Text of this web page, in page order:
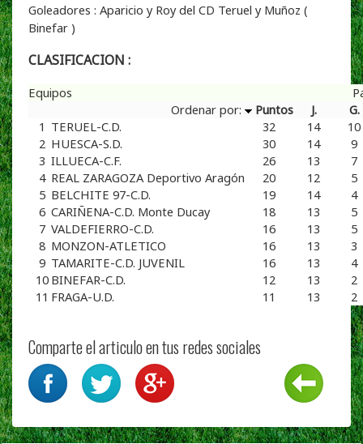
Goleadores : Aparicio y Roy del CD Teruel y Muñoz (
Binefar )
CLASIFICACION :
Equipos
Ordenar por:
Puntos J.
G.
1 TERUEL-C.D. 32 14
10
2 HUESCA-S.D. 30 14
9
3 ILLUECA-C.F. 26 13
7
4 REAL ZARAGOZA Deportivo Aragón 20 12
5
5 BELCHITE 97-C.D. 19 14
4
6 CARIÑENA-C.D. Monte Ducay 18 13
5
7 VALDEFIERRO-C.D. 16 13
5
8 MONZON-ATLETICO 16 13
3
9 TAMARITE-C.D. JUVENIL 16 13
4
10 BINEFAR-C.D. 12 13
2
11 FRAGA-U.D. 11 13 2
Comparte el articulo en tus redes sociales